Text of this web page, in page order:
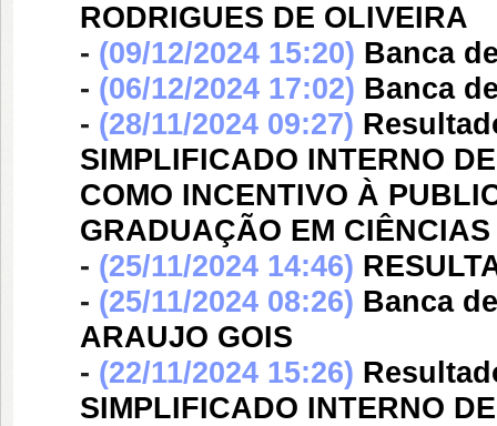
RODRIGUES DE OLIVEIRA
- (09/12/2024 15:20) Banca
- (06/12/2024 17:02) Banca
- (28/11/2024 09:27)
SIMPLIFICADO INTERNO
COMO INCENTIVO À
GRADUAÇÃO EM
- (25/11/2024 14:46)
- (25/11/2024 08:26) Banca
ARAUJO GOIS
- (22/11/2024 15:26)
SIMPLIFICADO INTERNO